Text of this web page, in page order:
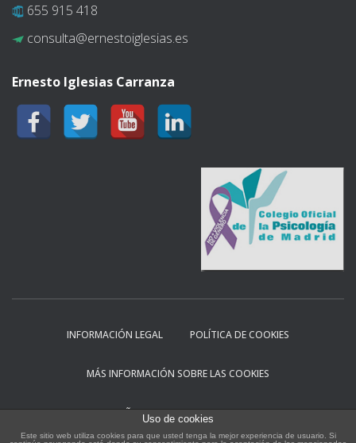
655 915 418
consulta@ernestoiglesias.es
Ernesto Iglesias Carranza
INFORMACIÓN LEGAL POLÍTICA DE COOKIES
MÁS INFORMACIÓN SOBRE LAS COOKIES
DISEÑADO POR JLS DESARROLLO WEB
Uso de cookies
Este sitio web utiliza cookies para que usted tenga la mejor experiencia de usuario. Si
Esta web usa cookies para mejorar tu experiencia.